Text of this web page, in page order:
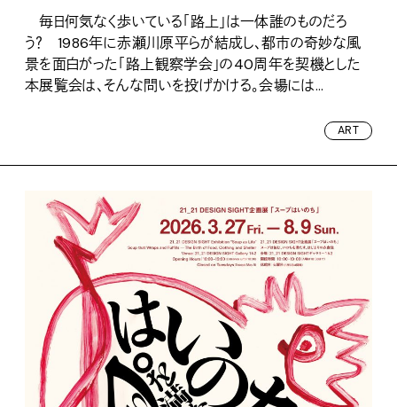
毎日何気なく歩いている「路上」は一体誰のものだろ
う？ 1986年に赤瀬川原平らが結成し、都市の奇妙な風
景を面白がった「路上観察学会」の40周年を契機とした
本展覧会は、そんな問いを投げかける。会場には...
ART